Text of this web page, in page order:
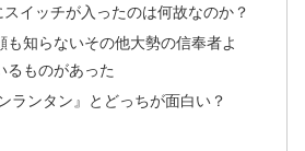
イッチが入ったのは何故なのか？
も知らないその他大勢の信奉者よ
るものがあった
ランタン』とどっちが面白い？